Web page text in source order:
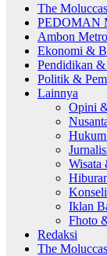
The Moluccas
PEDOMAN
Ambon Metro
Ekonomi &
Pendidikan &
Politik &
Lainnya
Opini
Wisata
Iklan
Fhoto
Redaksi
The Moluccas